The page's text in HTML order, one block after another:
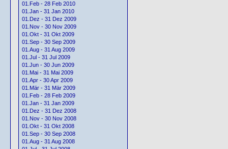
01.Feb - 28 Feb 2010
01.Jan - 31 Jan 2010
01.Dez - 31 Dez 2009
01.Nov - 30 Nov 2009
01.Okt - 31 Okt 2009
01.Sep - 30 Sep 2009
01.Aug - 31 Aug 2009
01.Jul - 31 Jul 2009
01.Jun - 30 Jun 2009
01.Mai - 31 Mai 2009
01.Apr - 30 Apr 2009
01.Mär - 31 Mär 2009
01.Feb - 28 Feb 2009
01.Jan - 31 Jan 2009
01.Dez - 31 Dez 2008
01.Nov - 30 Nov 2008
01.Okt - 31 Okt 2008
01.Sep - 30 Sep 2008
01.Aug - 31 Aug 2008